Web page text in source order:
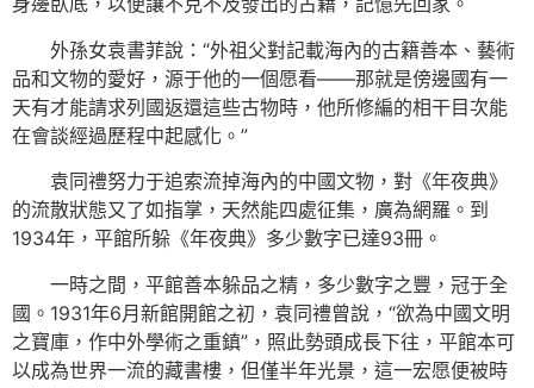
外孫女袁書菲說：“外祖父對記載海內的古籍善本、藝術
品和文物的愛好，源于他的一個愿看——那就是傍邊國有一
天有才能請求列國返還這些古物時，他所修編的相干目次能
在會談經過歷程中起感化。”
袁同禮努力于追索流掉海內的中國文物，對《年夜典》
的流散狀態又了如指掌，天然能四處征集，廣為網羅。到
1934年，平館所躲《年夜典》多少數字已達93冊。
一時之間，平館善本躲品之精，多少數字之豐，冠于全
國。1931年6月新館開館之初，袁同禮曾說，“欲為中國文明
之寶庫，作中外學術之重鎮”，照此勢頭成長下往，平館本可
以成為世界一流的藏書樓，但僅半年光景，這一宏愿便被時